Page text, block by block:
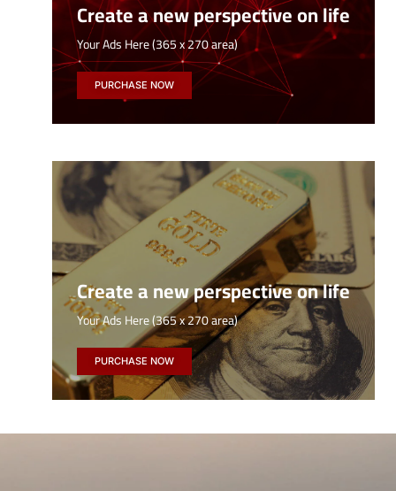
Create a new perspective on life
Your Ads Here (365 x 270 area)
PURCHASE NOW
Create a new perspective on life
Your Ads Here (365 x 270 area)
PURCHASE NOW